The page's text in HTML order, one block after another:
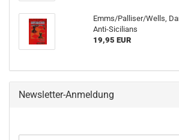
Emms/Palliser/Wells,
Anti-Sicilians
19,95 EUR
Newsletter-Anmeldung